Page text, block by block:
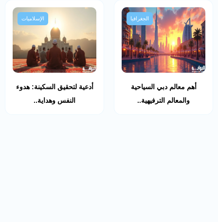
الجغرافيا
أهم معالم دبي السياحية
والمعالم الترفيهية..
الإسلاميات
أدعية لتحقيق السكينة: هدوء
النفس وهداية..